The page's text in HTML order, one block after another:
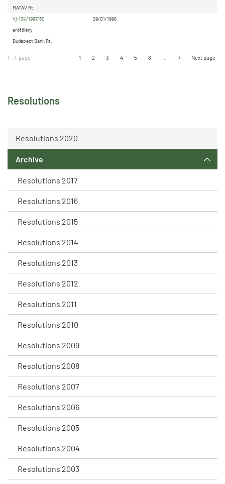
Resolutions
Resolutions 2020
Archive
Resolutions 2017
Resolutions 2016
Resolutions 2015
Resolutions 2014
Resolutions 2013
Resolutions 2012
Resolutions 2011
Resolutions 2010
Resolutions 2009
Resolutions 2008
Resolutions 2007
Resolutions 2006
Resolutions 2005
Resolutions 2004
Resolutions 2003
MATÁV Rt.
29/01/1998
Vj-134/1997/30
Budapest Bank Rt.
erőfölény
1 - 7. page 1 2 3 4 5 6 7 Next page